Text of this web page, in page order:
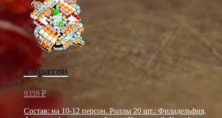
Саратов
9359 ₽
Состав: на 10-12 персон. Роллы 20 шт.: Филадельфия,